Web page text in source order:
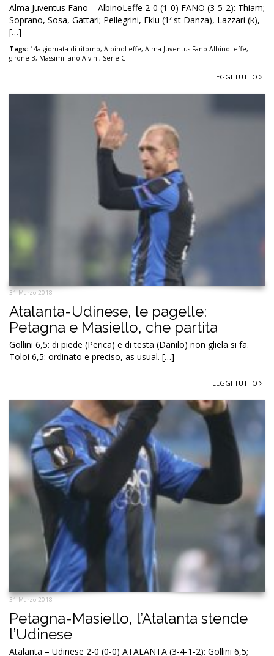
Alma Juventus Fano – AlbinoLeffe 2-0 (1-0) FANO (3-5-2): Thiam;
Soprano, Sosa, Gattari; Pellegrini, Eklu (1′ st Danza), Lazzari (k),
[…]
Tags: 14a giornata di ritorno, AlbinoLeffe, Alma Juventus Fano-AlbinoLeffe,
girone B, Massimiliano Alvini, Serie C
LEGGI TUTTO
31 Marzo 2018
Atalanta-Udinese, le pagelle:
Petagna e Masiello, che partita
Gollini 6,5: di piede (Perica) e di testa (Danilo) non gliela si fa.
Toloi 6,5: ordinato e preciso, as usual. […]
LEGGI TUTTO
31 Marzo 2018
Petagna-Masiello, l’Atalanta stende
l’Udinese
Atalanta – Udinese 2-0 (0-0) ATALANTA (3-4-1-2): Gollini 6,5;